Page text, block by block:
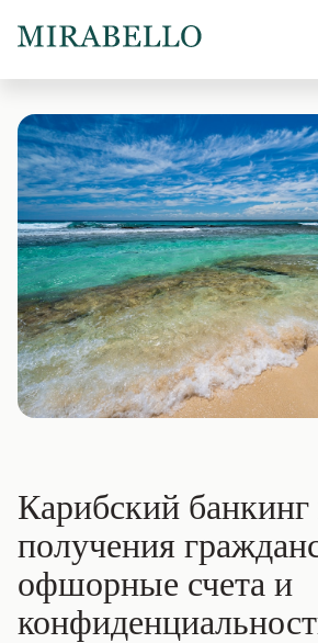
Карибский банкинг
получения
офшорные счета и